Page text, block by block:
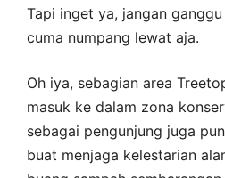
Tapi inget ya, jangan
cuma numpang lewat aja.
Oh iya, sebagian area
masuk ke dalam zona
sebagai pengunjung juga
buat menjaga kelestarian